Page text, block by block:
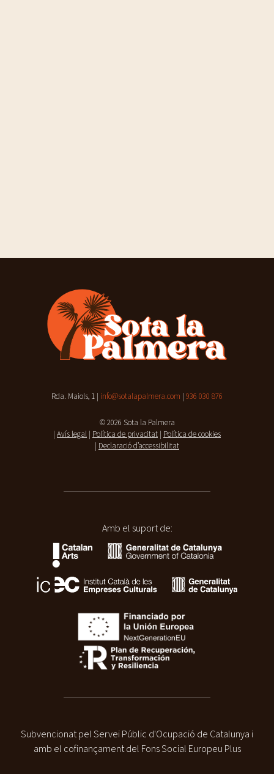
Rda. Maiols, 1 | info@sotalapalmera.com | 936 030 876
© 2026 Sota la Palmera
| Avís legal | Política de privacitat | Política de cookies
| Declaració d’accessibilitat
Amb el suport de:
Subvencionat pel Servei Públic d'Ocupació de Catalunya i
amb el cofinançament del Fons Social Europeu Plus